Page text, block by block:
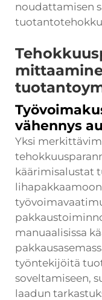
noudattamisen
vähennys
Yksi
käärimisalustat
manuaalisissa
työntekijöitä
soveltamiseen,
laadun